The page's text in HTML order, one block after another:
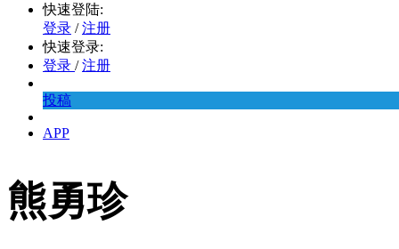
快速登陆:
登录 / 注册
快速登录:
登录 / 注册
投稿
APP
熊勇珍